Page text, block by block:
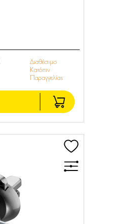
Διαθέσιμο
Κατόπιν
Παραγγελίας